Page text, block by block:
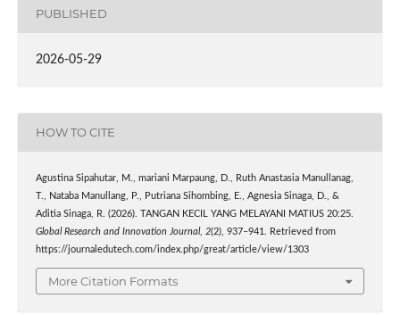
PUBLISHED
2026-05-29
HOW TO CITE
Agustina Sipahutar, M., mariani Marpaung, D., Ruth Anastasia Manullanag,
T., Nataba Manullang, P., Putriana Sihombing, E., Agnesia Sinaga, D., &
Aditia Sinaga, R. (2026). TANGAN KECIL YANG MELAYANI MATIUS 20:25.
Global Research and Innovation Journal, 2(2), 937–941. Retrieved from
https://journaledutech.com/index.php/great/article/view/1303
More Citation Formats